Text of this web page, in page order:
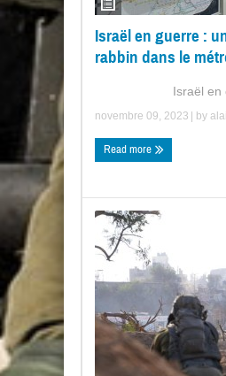
Israël en guerre :
rabbin dans le
Israël en
novembre 09, 2023 | by
Read more